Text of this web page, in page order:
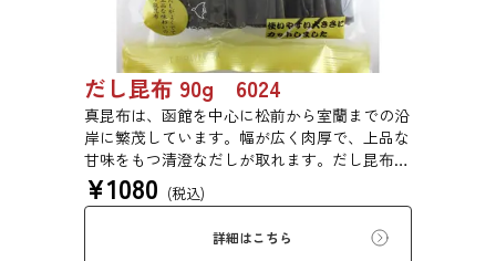
だし昆布 90g 6024
真昆布は、函館を中心に松前から室蘭までの沿
岸に繁茂しています。幅が広く肉厚で、上品な
甘味をもつ清澄なだしが取れます。だし昆布、
塩昆布、おぼろ昆布、とろろ昆布、佃煮、バッ
テラなどに用いられます。
¥1080 (税込)
詳細はこちら